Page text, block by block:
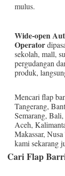
mulus.
Wide-open
Operator
sekolah, mall,
pergudangan
produk,
Mencari flap
Tangerang,
Semarang, Bali,
Aceh,
Makassar, Nusa
kami sekarang
Cari Flap